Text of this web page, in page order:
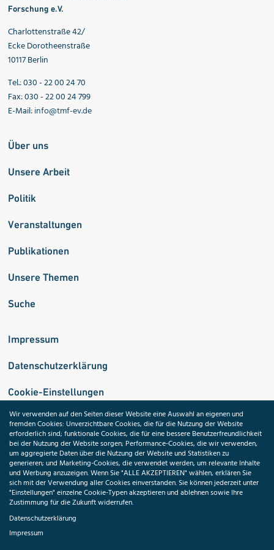
Forschung e.V.
Charlottenstraße 42/
Ecke Dorotheenstraße
10117 Berlin
Tel.: 030 - 22 00 24 70
Fax: 030 - 22 00 24 799
E-Mail:info@tmf-ev.de
Über uns
Unsere Arbeit
Politik
Veranstaltungen
Publikationen
Unsere Themen
Suche
Impressum
Datenschutzerklärung
Cookie-Einstellungen
Medizininformatik-Initiative
ToolPool Gesundheitsforschung
Folgen Sie uns:
Wir verwenden auf den Seiten dieser Website eine Auswahl an eigenen und
fremden Cookies: Unverzichtbare Cookies, die für die Nutzung der Website
erforderlich sind; funktionale Cookies, die für eine bessere Benutzerfreundlichkeit
bei der Nutzung der Website sorgen; Performance-Cookies, die wir verwenden,
um aggregierte Daten über die Nutzung der Website und Statistiken zu
generieren; und Marketing-Cookies, die verwendet werden, um relevante Inhalte
und Werbung anzuzeigen. Wenn Sie "ALLE AKZEPTIEREN" wählen, erklären Sie
sich mit der Verwendung aller Cookies einverstanden. Sie können jederzeit unter
"Einstellungen" einzelne Cookie-Typen akzeptieren und ablehnen sowie Ihre
Zustimmung für die Zukunft widerrufen.
Datenschutzerklärung
Impressum